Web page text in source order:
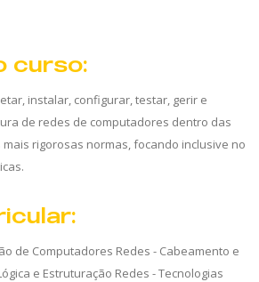
curso:
instalar, configurar, testar, gerir e
de redes de computadores dentro das
rigorosas normas, focando inclusive no
de Computadores Redes - Cabeamento e
e Estruturação Redes - Tecnologias